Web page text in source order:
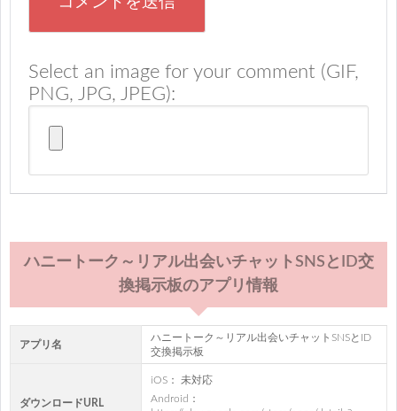
Select an image for your comment (GIF,
PNG, JPG, JPEG):
ハニートーク～リアル出会いチャットSNSとID交
換掲示板のアプリ情報
アプリ名
ハニートーク～リアル出会いチャットSNSとID
交換掲示板
ダウンロードURL
iOS： 未対応
Android：